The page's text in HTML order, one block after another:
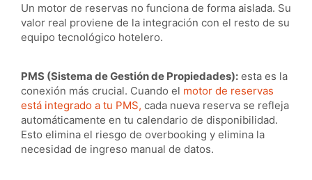
Un motor de reservas no funciona de forma aislada. Su
valor real proviene de la integración con el resto de su
equipo tecnológico hotelero.
PMS (Sistema de Gestión de Propiedades): esta es la
conexión más crucial. Cuando el motor de reservas
está integrado a tu PMS, cada nueva reserva se refleja
automáticamente en tu calendario de disponibilidad.
Esto elimina el riesgo de overbooking y elimina la
necesidad de ingreso manual de datos.